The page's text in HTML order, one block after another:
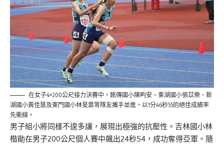
在女子4×200公尺接力決賽中，銘傳國小陳畇安、東湖國小張苡樂、新
湖國小黃佳慧及東門國小林旻霏等隊友攜手並進，以1分46秒55的絕佳成績率
先衝線。
男子組小將同樣不遑多讓，展現出極強的抗壓性。吉林國小林
楷勛在男子200公尺個人賽中飆出24秒54，成功奪得亞軍。隨